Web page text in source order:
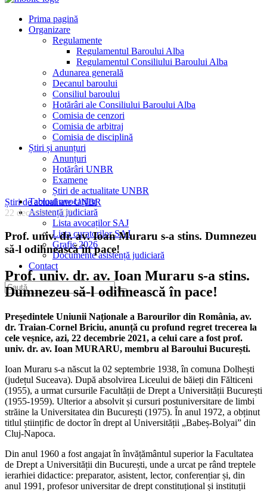
Prima pagină
Organizare
Regulamente
Regulamentul Baroului Alba
Regulamentul Consiliului Baroului Alba
Adunarea generală
Decanul baroului
Consiliul baroului
Hotărâri ale Consiliului Baroului Alba
Comisia de cenzori
Comisia de arbitraj
Comisia de disciplină
Știri și anunțuri
Anunțuri
Hotărâri UNBR
Examene
Știri de actualitate UNBR
Tabloul avocaților
Asistență judiciară
Lista avocaților SAJ
Lista curatorilor SAJ
Grafic 2026
Documente asistență judiciară
Contact
Știri de actualitate UNBR
22 decembrie 2021
Prof. univ. dr. av. Ioan Muraru s-a stins. Dumnezeu
să-l odihnească în pace!
Prof. univ. dr. av. Ioan Muraru s-a stins.
Dumnezeu să-l odihnească în pace!
Președintele Uniunii Naționale a Barourilor din România, av.
dr. Traian-Cornel Briciu, anunță cu profund regret trecerea la
cele veșnice, azi, 22 decembrie 2021, a celui care a fost prof.
univ. dr. av. Ioan MURARU, membru al Baroului București.
Ioan Muraru s-a născut la 02 septembrie 1938, în comuna Dolhești
(județul Suceava). După absolvirea Liceului de băieți din Fălticeni
(1955), a urmat cursurile Facultății de Drept a Universității București
(1955-1959). Ulterior a absolvit și cursuri postuniversitare de limbi
străine la Universitatea din București (1975). În anul 1972, a obținut
titlul științific de doctor în drept al Universității „Babeș-Bolyai” din
Cluj-Napoca.
Din anul 1960 a fost angajat în învățământul superior la Facultatea
de Drept a Universității din București, unde a urcat pe rând treptele
ierarhiei didactice: preparator, asistent, lector, conferențiar și, din
anul 1991, profesor universitar de drept constituțional și instituții